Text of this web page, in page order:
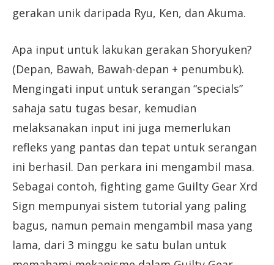
gerakan unik daripada Ryu, Ken, dan Akuma.
Apa input untuk lakukan gerakan Shoryuken?
(Depan, Bawah, Bawah-depan + penumbuk).
Mengingati input untuk serangan “specials”
sahaja satu tugas besar, kemudian
melaksanakan input ini juga memerlukan
refleks yang pantas dan tepat untuk serangan
ini berhasil. Dan perkara ini mengambil masa.
Sebagai contoh, fighting game Guilty Gear Xrd
Sign mempunyai sistem tutorial yang paling
bagus, namun pemain mengambil masa yang
lama, dari 3 minggu ke satu bulan untuk